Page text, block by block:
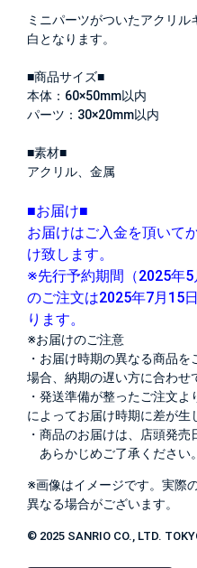
ミニパーツがついたアクリ
白となります。
■商品サイズ■
本体：60×50mm以内
パーツ：30×20mm以内
■素材■
アクリル、金属
■お届け■
お届けはご入金を頂いて
け致します。
※先行予約期間（2025年5
のご注文は2025年7月15
ります。
※お届けのご注意
・お届け時期の異なる商品
場合、納期の遅い方に合わせ
・発送準備が整ったご注文
によってお届け時期に差が生
・商品のお届けは、店頭発売
あらかじめご了承ください。
※画像はイメージです。実際
異なる場合がございます。
© 2025 SANRIO CO., LTD.